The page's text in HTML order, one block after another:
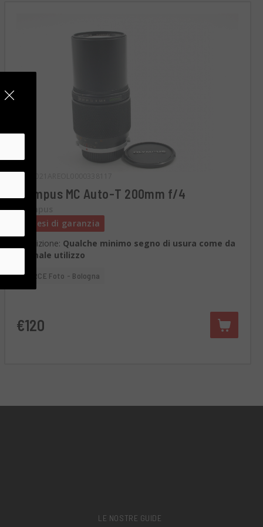
Cod. 021AREOL0000338117
Olympus MC Auto-T 200mm f/4
Olympus
6 mesi di garanzia
Condizione: Qualche minimo segno di usura come da
normale utilizzo
RCE Foto - Bologna
€120
LE NOSTRE GUIDE